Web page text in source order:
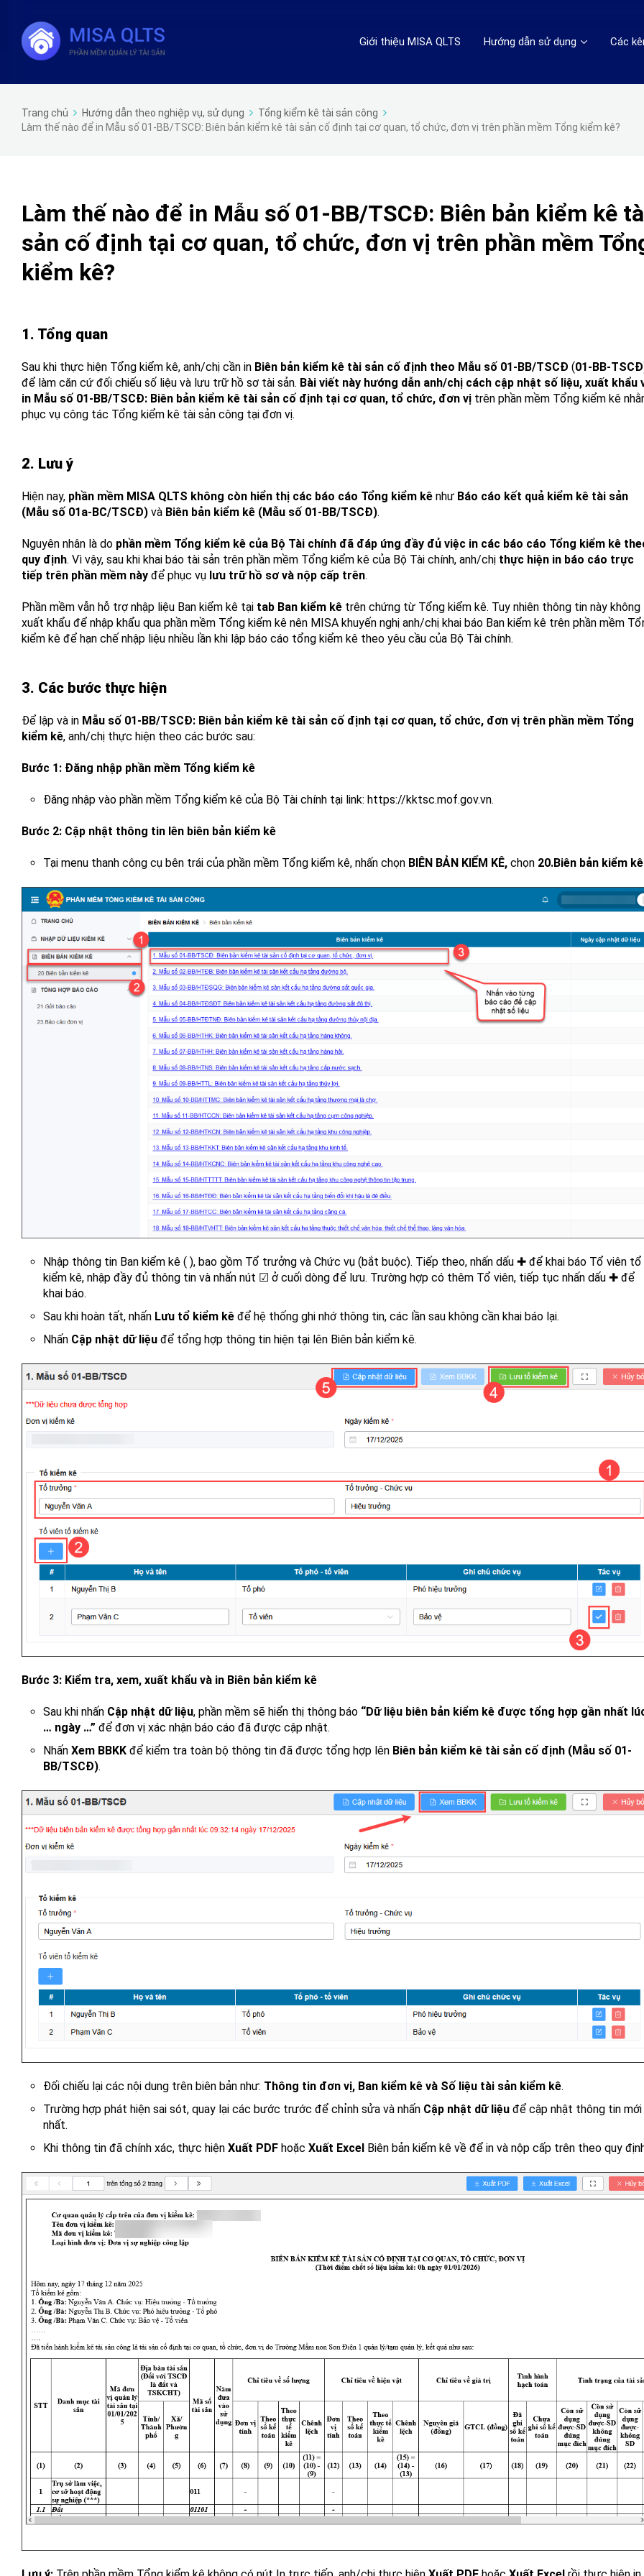
Giới thiệu MISA QLTS Hướng dẫn sử dụng Các
Trang chủ Hướng dẫn theo nghiệp vụ, sử dụng
Tổng kiểm kê tài sản công
Làm thế nào để in Mẫu số 01-BB/TSCĐ: Biên bản kiểm kê tài sản cố định tại cơ quan, tổ chức, đơn vị trên phần mềm Tổng kiểm kê?
Làm thế nào để in Mẫu số 01-BB/TSCĐ: Biên bản kiểm kê
sản cố định tại cơ quan, tổ chức, đơn vị trên phần mềm
kiểm kê?
1. Tổng quan
Sau khi thực hiện Tổng kiểm kê, anh/chị cần in Biên bản kiểm kê tài sản cố định theo Mẫu số 01-BB/TSCĐ (01-BB-
để làm căn cứ đối chiếu số liệu và lưu trữ hồ sơ tài sản. Bài viết này hướng dẫn anh/chị cách cập nhật số liệu, xuất khẩu
in Mẫu số 01-BB/TSCĐ: Biên bản kiểm kê tài sản cố định tại cơ quan, tổ chức, đơn vị trên phần mềm Tổng kiểm kê
phục vụ công tác Tổng kiểm kê tài sản công tại đơn vị.
2. Lưu ý
Hiện nay, phần mềm MISA QLTS không còn hiển thị các báo cáo Tổng kiểm kê như Báo cáo kết quả kiểm kê tài sản
(Mẫu số 01a-BC/TSCĐ) và Biên bản kiểm kê (Mẫu số 01-BB/TSCĐ).
Nguyên nhân là do phần mềm Tổng kiểm kê của Bộ Tài chính đã đáp ứng đầy đủ việc in các báo cáo Tổng kiểm kê
quy định. Vì vậy, sau khi khai báo tài sản trên phần mềm Tổng kiểm kê của Bộ Tài chính, anh/chị thực hiện in báo cáo trực
tiếp trên phần mềm này để phục vụ lưu trữ hồ sơ và nộp cấp trên.
Phần mềm vẫn hỗ trợ nhập liệu Ban kiểm kê tại tab Ban kiểm kê trên chứng từ Tổng kiểm kê. Tuy nhiên thông tin này không
xuất khẩu để nhập khẩu qua phần mềm Tổng kiểm kê nên MISA khuyến nghị anh/chị khai báo Ban kiểm kê trên phần mềm
kiểm kê để hạn chế nhập liệu nhiều lần khi lập báo cáo tổng kiểm kê theo yêu cầu của Bộ Tài chính.
3. Các bước thực hiện
Để lập và in Mẫu số 01-BB/TSCĐ: Biên bản kiểm kê tài sản cố định tại cơ quan, tổ chức, đơn vị trên phần mềm Tổng
kiểm kê, anh/chị thực hiện theo các bước sau:
Bước 1: Đăng nhập phần mềm Tổng kiểm kê
Đăng nhập vào phần mềm Tổng kiểm kê của Bộ Tài chính tại link: https://kktsc.mof.gov.vn.
Bước 2: Cập nhật thông tin lên biên bản kiểm kê
Tại menu thanh công cụ bên trái của phần mềm Tổng kiểm kê, nhấn chọn BIÊN BẢN KIỂM KÊ, chọn 20.Biên bản kiểm kê
Nhập thông tin Ban kiểm kê ( ), bao gồm Tổ trưởng và Chức vụ (bắt buộc). Tiếp theo, nhấn dấu ✚ để khai báo Tổ viên tổ
kiểm kê, nhập đầy đủ thông tin và nhấn nút ☑ ở cuối dòng để lưu. Trường hợp có thêm Tổ viên, tiếp tục nhấn dấu ✚ để
khai báo.
Sau khi hoàn tất, nhấn Lưu tổ kiểm kê để hệ thống ghi nhớ thông tin, các lần sau không cần khai báo lại.
Nhấn Cập nhật dữ liệu để tổng hợp thông tin hiện tại lên Biên bản kiểm kê.
Bước 3: Kiểm tra, xem, xuất khẩu và in Biên bản kiểm kê
Sau khi nhấn Cập nhật dữ liệu, phần mềm sẽ hiển thị thông báo “Dữ liệu biên bản kiểm kê được tổng hợp gần nhất
… ngày …” để đơn vị xác nhận báo cáo đã được cập nhật.
Nhấn Xem BBKK để kiểm tra toàn bộ thông tin đã được tổng hợp lên Biên bản kiểm kê tài sản cố định (Mẫu số 01-
BB/TSCĐ).
Đối chiếu lại các nội dung trên biên bản như: Thông tin đơn vị, Ban kiểm kê và Số liệu tài sản kiểm kê.
Trường hợp phát hiện sai sót, quay lại các bước trước để chỉnh sửa và nhấn Cập nhật dữ liệu để cập nhật thông tin mới
nhất.
Khi thông tin đã chính xác, thực hiện Xuất PDF hoặc Xuất Excel Biên bản kiểm kê về để in và nộp cấp trên theo quy